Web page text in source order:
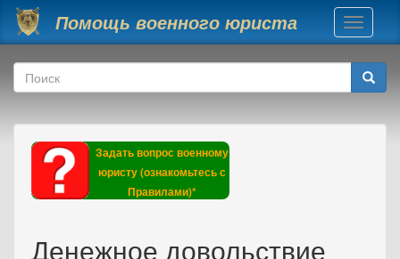
Перейти к основному содержанию
Помощь военного юриста
Toggle
Форма поиска
Поиск
Задать вопрос военному
юристу (ознакомьтесь с
Правилами)*
Денежное довольствие